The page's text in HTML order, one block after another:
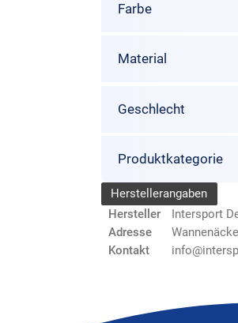
Farbe
Material
Geschlecht
Produktkategorie
Herstellerangaben
Hersteller
Intersport
Adresse
Kontakt